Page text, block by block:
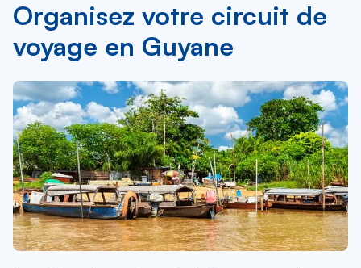
Organisez votre circuit de
voyage en Guyane